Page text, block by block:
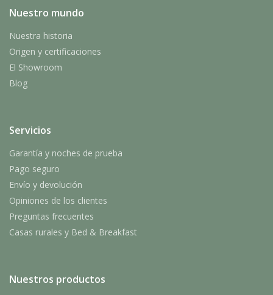
Nuestro mundo
Nuestra historia
Origen y certificaciones
El Showroom
Blog
Servicios
Garantía y noches de prueba
Pago seguro
Envío y devolución
Opiniones de los clientes
Preguntas frecuentes
Casas rurales y Bed & Breakfast
Nuestros productos